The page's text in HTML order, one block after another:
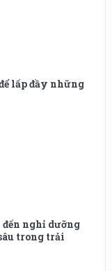
lấp đầy những
đến nghỉ dưỡng
trong trải